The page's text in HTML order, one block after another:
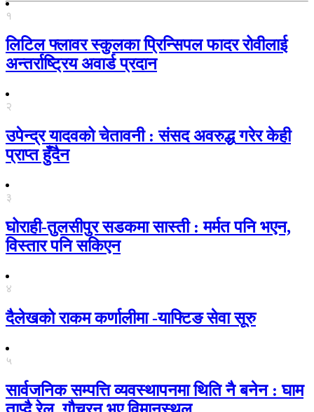
१
लिटिल फ्लावर स्कुलका प्रिन्सिपल फादर रोवीलाई
अन्तर्राष्ट्रिय अवार्ड प्रदान
२
उपेन्द्र यादवको चेतावनी : संसद अवरुद्ध गरेर केही
प्राप्त हुँदैन
३
घोराही-तुलसीपुर सडकमा सास्ती : मर्मत पनि भएन,
विस्तार पनि सकिएन
४
दैलेखको राकम कर्णालीमा -याफ्टिङ सेवा सूरु
५
सार्वजनिक सम्पत्ति व्यवस्थापनमा थिति नै बनेन : घाम